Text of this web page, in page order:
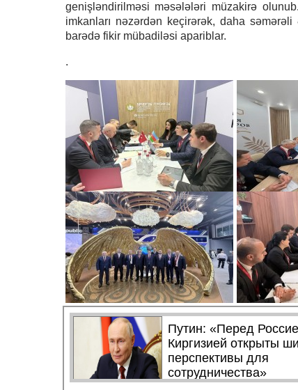
genişləndirilməsi məsələləri müzakirə
imkanları nəzərdən keçirərək, daha
barədə fikir mübadiləsi apariblar.
.